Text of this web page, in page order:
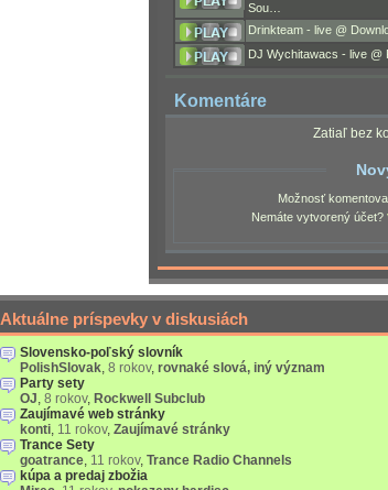
Sou…
Drinkteam - live @
DJ Wychitawacs - live @
Komentáre
Zatiaľ bez
Možnosť
Nemáte vytvorený účet?
Aktuálne príspevky v diskusiách
Slovensko-poľský slovník
PolishSlovak, 8 rokov, rovnaké slová, iný význam
Party sety
OJ, 8 rokov, Rockwell Subclub
Zaujímavé web stránky
konti, 11 rokov, Zaujímavé stránky
Trance Sety
goatrance, 11 rokov, Trance Radio Channels
kúpa a predaj zbožia